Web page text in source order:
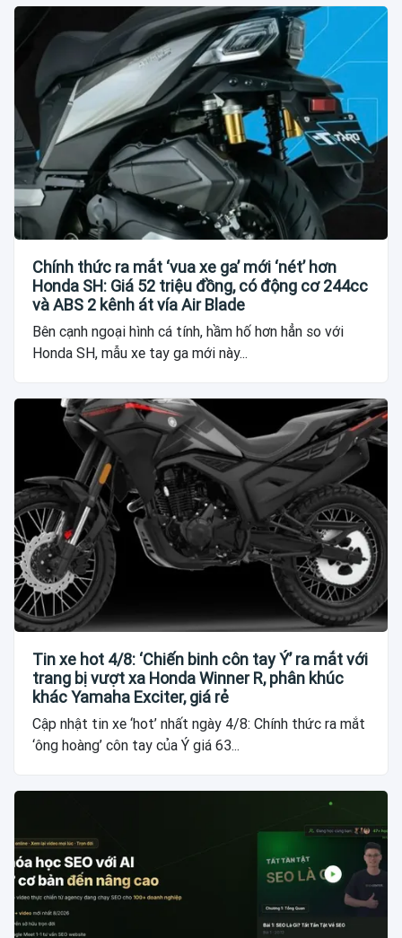
Chính thức ra mắt ‘vua xe ga’ mới ‘nét’ hơn
Honda SH: Giá 52 triệu đồng, có động cơ 244cc
và ABS 2 kênh át vía Air Blade
Bên cạnh ngoại hình cá tính, hầm hố hơn hẳn so với
Honda SH, mẫu xe tay ga mới này...
Tin xe hot 4/8: ‘Chiến binh côn tay Ý’ ra mắt với
trang bị vượt xa Honda Winner R, phân khúc
khác Yamaha Exciter, giá rẻ
Cập nhật tin xe ‘hot’ nhất ngày 4/8: Chính thức ra mắt
‘ông hoàng’ côn tay của Ý giá 63...